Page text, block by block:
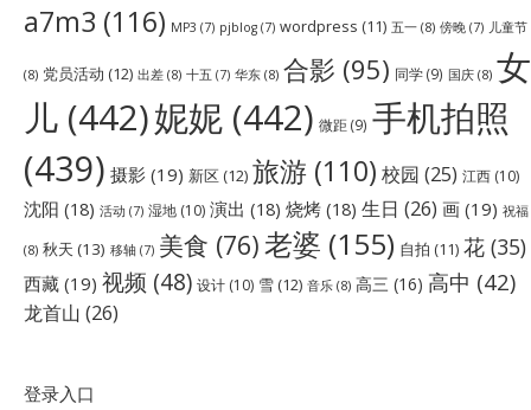
a7m3 (116) MP3 (7) pjblog (7) wordpress (11) 五一 (8) 傍晚 (7) 儿童节
(8) 党员活动 (12) 出差 (8) 十五 (7) 华东 (8) 合影 (95) 同学(9) 国庆 (8) 女
儿 (442)妮妮 (442) 微距(9) 手机拍照
(439) 摄影 (19) 新区 (12) 旅游 (110) 校园 (25) 江西 (10)
沈阳 (18) 活动 (7) 湿地 (10) 演出 (18) 烧烤 (18) 生日 (26) 画 (19) 祝福
(8) 秋天 (13) 移轴 (7) 美食 (76)老婆 (155) 自拍 (11) 花 (35)
西藏 (19) 视频 (48) 设计 (10) 雪 (12) 音乐 (8) 高三 (16) 高中 (42)
龙首山 (26)
登录入口